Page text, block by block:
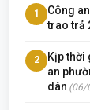
1
Công
trao trả
2
Kịp thời
an
dân (06/